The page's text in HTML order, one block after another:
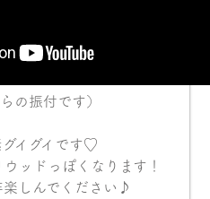
の振付です）
イグイです♡
ッドっぽくなります！
楽しんでください♪